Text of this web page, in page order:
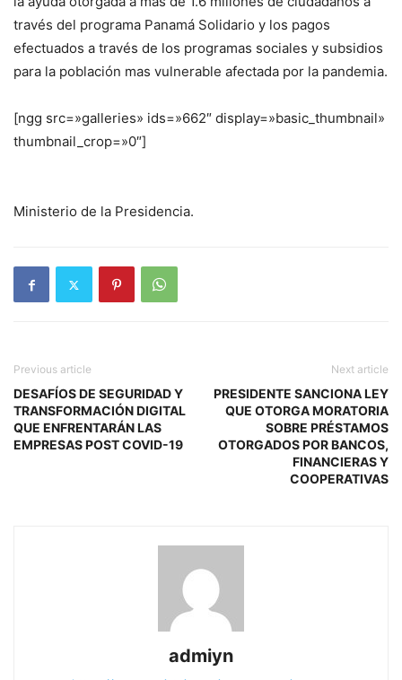
través del programa Panamá Solidario y los pagos
efectuados a través de los programas sociales y subsidios
para la población mas vulnerable afectada por la pandemia.
[ngg src=»galleries» ids=»662″ display=»basic_thumbnail»
thumbnail_crop=»0″]
Ministerio de la Presidencia.
Previous article
DESAFÍOS DE SEGURIDAD Y
TRANSFORMACIÓN DIGITAL
QUE ENFRENTARÁN LAS
EMPRESAS POST COVID-19
Next article
PRESIDENTE SANCIONA LEY
QUE OTORGA MORATORIA
SOBRE PRÉSTAMOS
OTORGADOS POR BANCOS,
FINANCIERAS Y
COOPERATIVAS
admiyn